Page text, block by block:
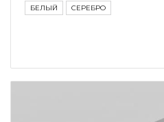
БЕЛЫЙ СЕРЕБРО